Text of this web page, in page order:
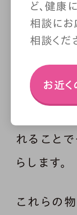
モン」と
の物質が
落ち着き
引き起こ
れること
らします。
これらの
ど、健康
相談にお
相談くだ
お近く